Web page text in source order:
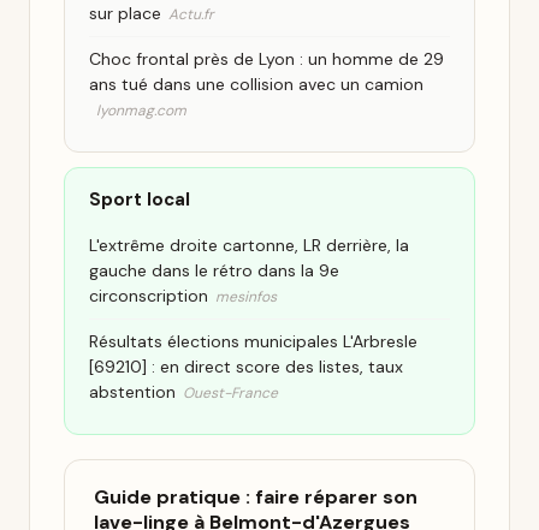
sur place Actu.fr
Choc frontal près de Lyon : un homme de 29
ans tué dans une collision avec un camion
lyonmag.com
Sport local
L'extrême droite cartonne, LR derrière, la
gauche dans le rétro dans la 9e
circonscription mesinfos
Résultats élections municipales L'Arbresle
[69210] : en direct score des listes, taux
abstention Ouest-France
Guide pratique : faire réparer son
lave-linge à Belmont-d'Azergues